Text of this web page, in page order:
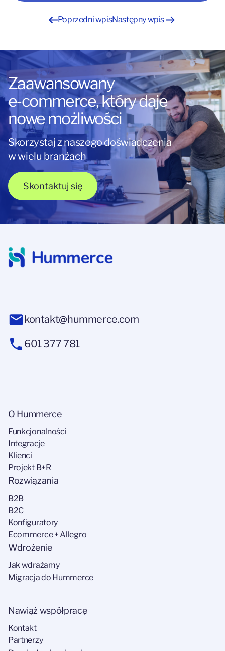
Nawigacja
Poprzedni wpisNastępny wpis
Zaawansowany
e‑commerce, który daje
nowe możliwości
Skorzystaj z naszego doświadczenia
w wielu branżach
Skontaktuj się
kontakt@hummerce.com
601 377 781
O Hummerce
Funkcjonalności
Integracje
Klienci
Projekt B+R
Rozwiązania
B2B
B2C
Konfiguratory
Ecommerce + Allegro
Wdrożenie
Jak wdrażamy
Migracja do Hummerce
Nawiąż współpracę
Kontakt
Partnerzy